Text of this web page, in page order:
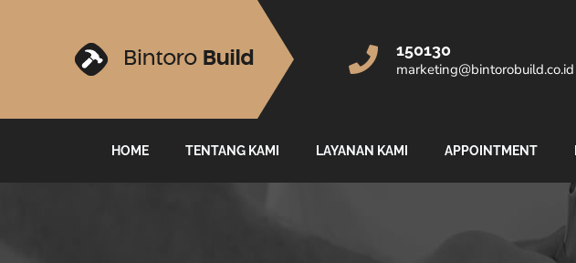
150130
marketing@bintorobuild.co.id
HOME TENTANG KAMI LAYANAN KAMI APPOINTMENT